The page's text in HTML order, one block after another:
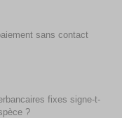
sans contact
fixes signe-t-
?